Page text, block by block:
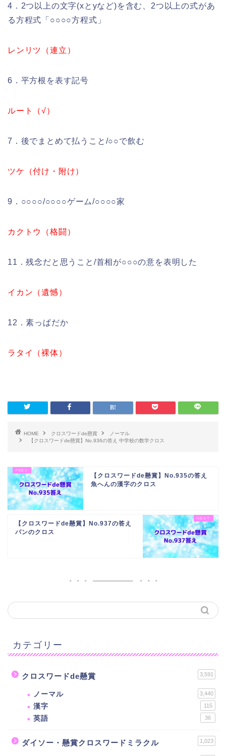
4．2つ以上の文字(xとyなど)を含む、2つ以上の式があ
る方程式「○○○○方程式」
レンリツ（連立）
6．平方根を表す記号
ルート（√）
7．後でまとめて払うこと/○○で飲む
ツケ（付け・附け）
9．○○○○/○○○○ゲーム/○○○○家
カクトウ（格闘）
11．残念だと思うこと/首相が○○○の意を表明した
イカン（遺憾）
12．素っぱだか
ラタイ（裸体）
HOME クロスワードde懸賞
ノーマル
【クロスワードde懸賞】No.936の答え 中学校の数学クロス
【クロスワードde懸賞】No.935の答え
魚へんの漢字のクロス
【クロスワードde懸賞】No.937の答え
パンのクロス
カテゴリー
クロスワードde懸賞 3,591
ノーマル 3,440
漢字 115
英語 36
ダイソー・懸賞クロスワードミラクル 1,023